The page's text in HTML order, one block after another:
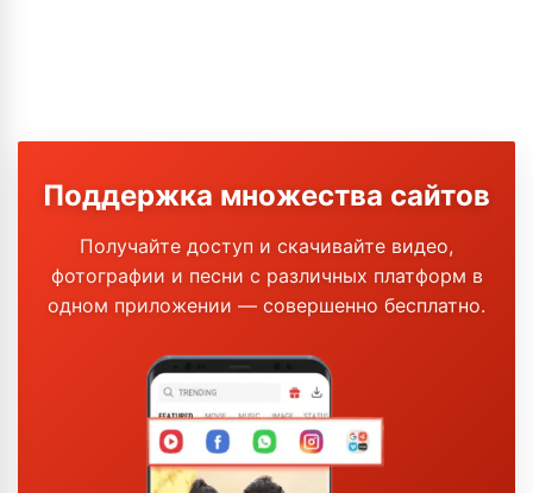
Поддержка множества сайтов
Получайте доступ и скачивайте видео,
фотографии и песни с различных платформ в
одном приложении — совершенно бесплатно.